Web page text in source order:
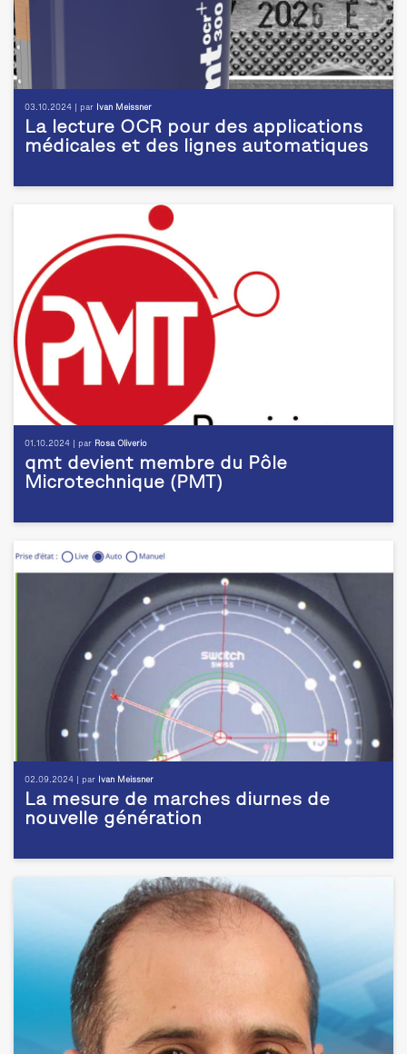
03.10.2024 | par Ivan Meissner
La lecture OCR pour des applications
médicales et des lignes automatiques
01.10.2024 | par Rosa Oliverio
qmt devient membre du Pôle
Microtechnique (PMT)
02.09.2024 | par Ivan Meissner
La mesure de marches diurnes de
nouvelle génération